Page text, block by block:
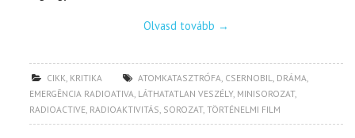
Olvasd tovább →
CIKK, KRITIKA ATOMKATASZTRÓFA, CSERNOBIL, DRÁMA,
EMERGÊNCIA RADIOATIVA, LÁTHATATLAN VESZÉLY, MINISOROZAT,
RADIOACTIVE, RADIOAKTIVITÁS, SOROZAT,TÖRTÉNELMI FILM